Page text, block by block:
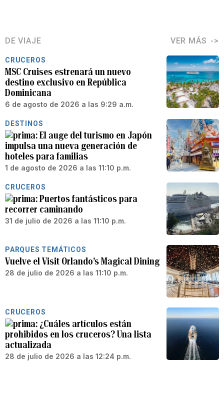
DE VIAJE VER MÁS
CRUCEROS
MSC Cruises estrenará un nuevo
destino exclusivo en República
Dominicana
6 de agosto de 2026 a las 9:29 a.m.
DESTINOS
El auge del turismo en Japón
impulsa una nueva generación de
hoteles para familias
1 de agosto de 2026 a las 11:10 p.m.
CRUCEROS
Puertos fantásticos para
recorrer caminando
31 de julio de 2026 a las 11:10 p.m.
PARQUES TEMÁTICOS
Vuelve el Visit Orlando’s Magical Dining
28 de julio de 2026 a las 11:10 p.m.
CRUCEROS
¿Cuáles artículos están
prohibidos en los cruceros? Una lista
actualizada
28 de julio de 2026 a las 12:24 p.m.